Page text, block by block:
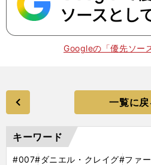
Googleの「優先ソー
一覧に戻
キーワード
#007#ダニエル・クレイグ#ファ